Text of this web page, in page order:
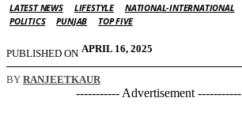
LATEST NEWS
LIFESTYLE NATIONAL-INTERNATIONAL
POLITICS
PUNJAB TOP FIVE
PUBLISHED ON APRIL 16, 2025
BY RANJEETKAUR
----------- Advertisement -----------